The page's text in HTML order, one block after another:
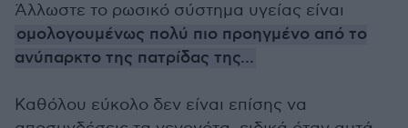
Άλλωστε το ρωσικό σύστημα υγείας είναι
ομολογουμένως πολύ πιο προηγμένο από το
ανύπαρκτο της πατρίδας της...
Καθόλου εύκολο δεν είναι επίσης να